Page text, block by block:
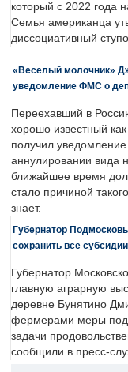
который с 2022 года
Семья американца
диссоциативный
«Веселый молочник»
уведомление ФМС о
Переехавший в
хорошо известный
получил
аннулировании вида
ближайшее время
стало причиной
знает.
Губернатор
сохранить все субсидии
Губернатор
главную аграрную
деревне Бунятино
фермерами меры
задачи
сообщили в пресс-